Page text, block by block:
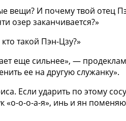
вещи? И почему твой отец
озер заканчивается?»
такой Пэн-Цзу?»
еще сильнее», —
ее на другую служанку».
Если ударить по этому
«о-о-о-а-я», инь и ян